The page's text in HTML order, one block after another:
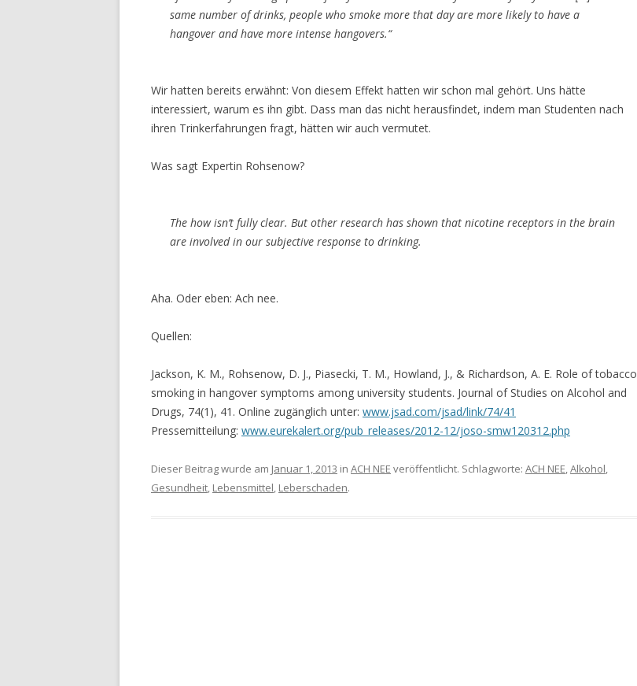
same number of drinks, people who smoke more that day are more likely to have a
hangover and have more intense hangovers.“
Wir hatten bereits erwähnt: Von diesem Effekt hatten wir schon mal gehört. Uns hätte
interessiert, warum es ihn gibt. Dass man das nicht herausfindet, indem man Studenten nach
ihren Trinkerfahrungen fragt, hätten wir auch vermutet.
Was sagt Expertin Rohsenow?
The howisn’t fully clear. But other research has shown that nicotine receptors in the brain
are involved in our subjective response to drinking.
Aha. Oder eben: Ach nee.
Quellen:
Jackson, K. M., Rohsenow, D. J., Piasecki, T. M., Howland, J., & Richardson, A. E. Role of tobacco
smoking in hangover symptoms among university students. Journal of Studies on Alcohol and
Drugs, 74(1), 41. Online zugänglich unter: www.jsad.com/jsad/link/74/41
Pressemitteilung: www.eurekalert.org/pub_releases/2012-12/joso-smw120312.php
Dieser Beitrag wurde am Januar 1, 2013 in ACH NEE veröffentlicht. Schlagworte: ACH NEE Alkohol
Gesundheit Lebensmittel Leberschaden.